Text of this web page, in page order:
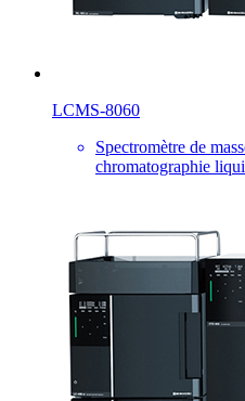
LCMS-8060
Spectromètre de
chromatographie